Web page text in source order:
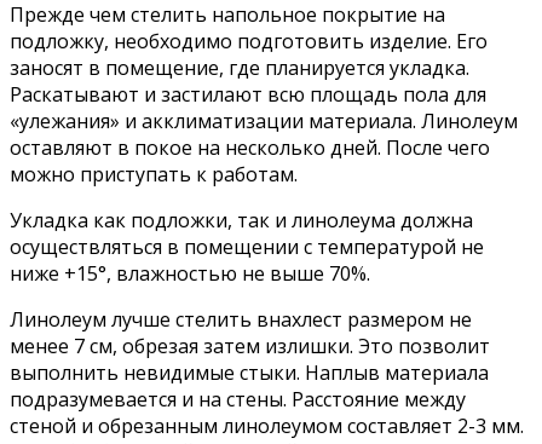
Прежде чем стелить напольное покрытие на
подложку, необходимо подготовить изделие. Его
заносят в помещение, где планируется укладка.
Раскатывают и застилают всю площадь пола для
«улежания» и акклиматизации материала. Линолеум
оставляют в покое на несколько дней. После чего
можно приступать к работам.
Укладка как подложки, так и линолеума должна
осуществляться в помещении с температурой не
ниже +15°, влажностью не выше 70%.
Линолеум лучше стелить внахлест размером не
менее 7 см, обрезая затем излишки. Это позволит
выполнить невидимые стыки. Наплыв материала
подразумевается и на стены. Расстояние между
стеной и обрезанным линолеумом составляет 2-3 мм.